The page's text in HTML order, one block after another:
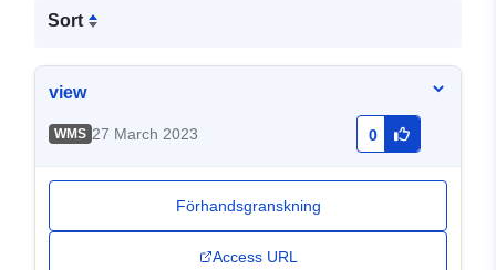
Sort
view
WMS 27 March 2023 0
Förhandsgranskning
Access URL